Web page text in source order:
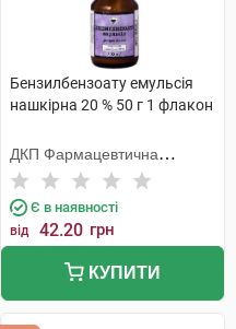
Бензилбензоату емульсія
нашкірна 20 % 50 г 1 флакон
ДКП Фармацевтична
фабрика
Є в наявності
від 42.20 грн
КУПИТИ